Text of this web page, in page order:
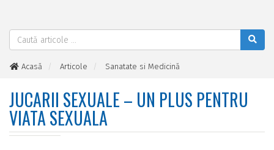
Acasă Articole
Sanatate si Medicină
JUCARII SEXUALE – UN PLUS PENTRU
VIATA SEXUALA